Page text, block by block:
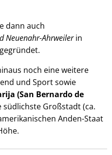
dann auch
Neuenahr-Ahrweilerin
noch eine weitere
und Sport sowie
(San Bernardo de
südlichste Großstadt (ca.
Anden-Staat